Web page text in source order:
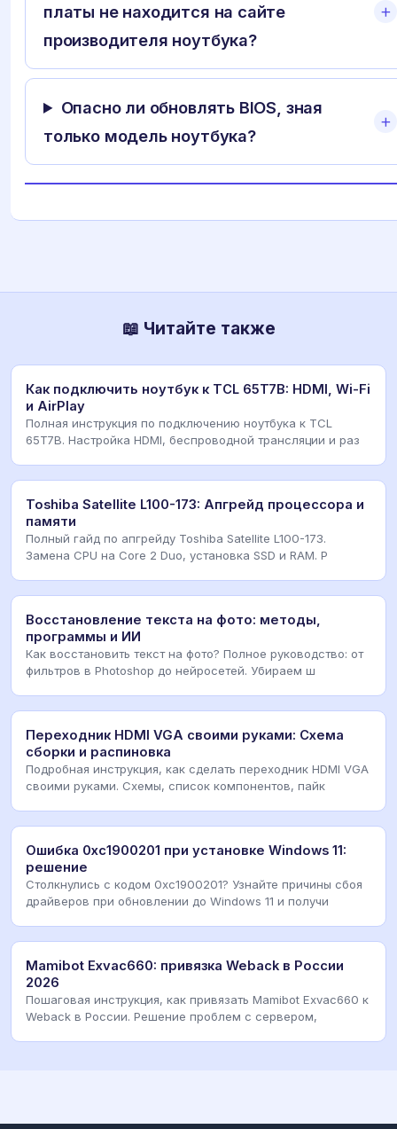
платы не находится на сайте
производителя ноутбука?
Опасно ли обновлять BIOS, зная
только модель ноутбука?
📖 Читайте также
Как подключить ноутбук к TCL 65T7B: HDMI, Wi-Fi
и AirPlay
Полная инструкция по подключению ноутбука к TCL
65T7B. Настройка HDMI, беспроводной трансляции и раз
Toshiba Satellite L100-173: Апгрейд процессора и
памяти
Полный гайд по апгрейду Toshiba Satellite L100-173.
Замена CPU на Core 2 Duo, установка SSD и RAM. Р
Восстановление текста на фото: методы,
программы и ИИ
Как восстановить текст на фото? Полное руководство: от
фильтров в Photoshop до нейросетей. Убираем ш
Переходник HDMI VGA своими руками: Схема
сборки и распиновка
Подробная инструкция, как сделать переходник HDMI VGA
своими руками. Схемы, список компонентов, пайк
Ошибка 0xc1900201 при установке Windows 11:
решение
Столкнулись с кодом 0xc1900201? Узнайте причины сбоя
драйверов при обновлении до Windows 11 и получи
Mamibot Exvac660: привязка Weback в России
2026
Пошаговая инструкция, как привязать Mamibot Exvac660 к
Weback в России. Решение проблем с сервером,